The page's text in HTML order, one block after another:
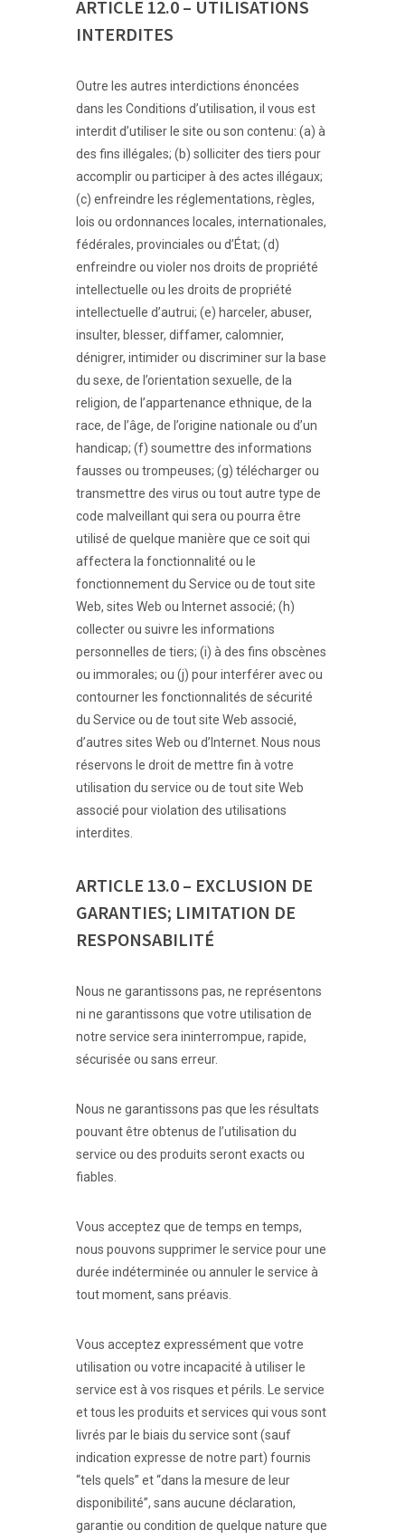
ARTICLE 12.0 – UTILISATIONS
INTERDITES
Outre les autres interdictions énoncées
dans les Conditions d’utilisation, il vous est
interdit d’utiliser le site ou son contenu: (a) à
des fins illégales; (b) solliciter des tiers pour
accomplir ou participer à des actes illégaux;
(c) enfreindre les réglementations, règles,
lois ou ordonnances locales, internationales,
fédérales, provinciales ou d’État; (d)
enfreindre ou violer nos droits de propriété
intellectuelle ou les droits de propriété
intellectuelle d’autrui; (e) harceler, abuser,
insulter, blesser, diffamer, calomnier,
dénigrer, intimider ou discriminer sur la base
du sexe, de l’orientation sexuelle, de la
religion, de l’appartenance ethnique, de la
race, de l’âge, de l’origine nationale ou d’un
handicap; (f) soumettre des informations
fausses ou trompeuses; (g) télécharger ou
transmettre des virus ou tout autre type de
code malveillant qui sera ou pourra être
utilisé de quelque manière que ce soit qui
affectera la fonctionnalité ou le
fonctionnement du Service ou de tout site
Web, sites Web ou Internet associé; (h)
collecter ou suivre les informations
personnelles de tiers; (i) à des fins obscènes
ou immorales; ou (j) pour interférer avec ou
contourner les fonctionnalités de sécurité
du Service ou de tout site Web associé,
d’autres sites Web ou d’Internet. Nous nous
réservons le droit de mettre fin à votre
utilisation du service ou de tout site Web
associé pour violation des utilisations
interdites.
ARTICLE 13.0 – EXCLUSION DE
GARANTIES; LIMITATION DE
RESPONSABILITÉ
Nous ne garantissons pas, ne représentons
ni ne garantissons que votre utilisation de
notre service sera ininterrompue, rapide,
sécurisée ou sans erreur.
Nous ne garantissons pas que les résultats
pouvant être obtenus de l’utilisation du
service ou des produits seront exacts ou
fiables.
Vous acceptez que de temps en temps,
nous pouvons supprimer le service pour une
durée indéterminée ou annuler le service à
tout moment, sans préavis.
Vous acceptez expressément que votre
utilisation ou votre incapacité à utiliser le
service est à vos risques et périls. Le service
et tous les produits et services qui vous sont
livrés par le biais du service sont (sauf
indication expresse de notre part) fournis
“tels quels” et “dans la mesure de leur
disponibilité”, sans aucune déclaration,
garantie ou condition de quelque nature que